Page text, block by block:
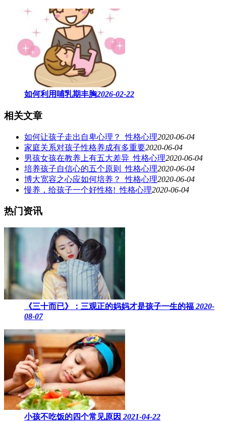
如何利用哺乳期丰胸2026-02-22
相关文章
如何让孩子走出自卑心理？_性格心理2020-06-04
家庭关系对孩子性格养成有多重要2020-06-04
男孩女孩在教养上有五大差异_性格心理2020-06-04
培养孩子自信心的五个原则_性格心理2020-06-04
博大宽容之心应如何培养？_性格心理2020-06-04
慢养，给孩子一个好性格!_性格心理2020-06-04
热门资讯
《三十而已》：三观正的妈妈才是孩子一生的福 2020-
08-07
小孩不吃饭的四个常见原因 2021-04-22